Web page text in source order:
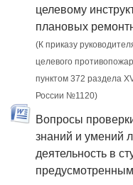
целевому
плановых
(К приказу
целевого
пунктом 372 раздела
России №1120)
Вопросы
знаний и умений
деятельность в